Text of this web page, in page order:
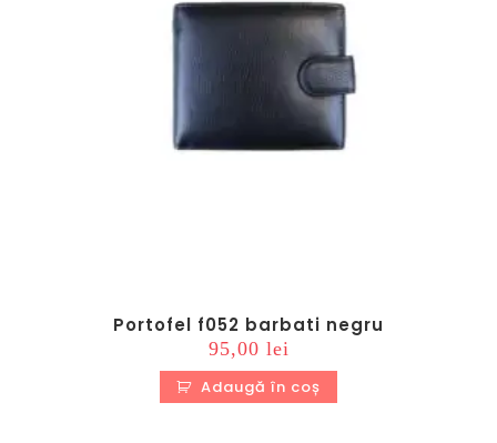
Portofel f052 barbati negru
95,00 lei
Adaugă în coș